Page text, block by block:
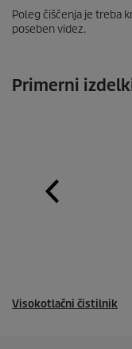
Poleg čiščenja je treba
poseben videz.
Primerni
Visokotlačni čistilnik